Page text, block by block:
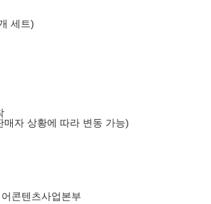
세트)
매자 상황에 따라 변동 가능)
콘텐츠사업본부